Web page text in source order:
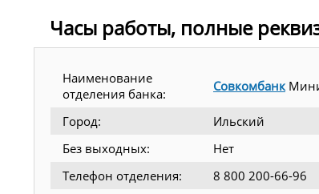
Часы работы, полные
Наименование
отделения банка:
Совкомбанк
Город:
Ильский
Без выходных:
Нет
Телефон отделения:
8 800 200-66-96